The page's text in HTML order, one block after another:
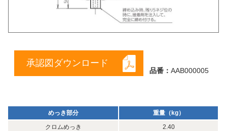
承認図ダウンロード
品番： AAB000005
めっき部分
重量（kg）
クロムめっき
2.40